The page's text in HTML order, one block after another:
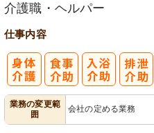
介護職・ヘルパー
仕事内容
業務の変更範
囲
会社の定める業務